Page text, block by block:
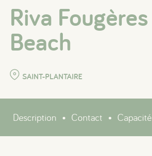
Riva Fougères
Beach
SAINT-PLANTAIRE
Description • Contact • Capacité